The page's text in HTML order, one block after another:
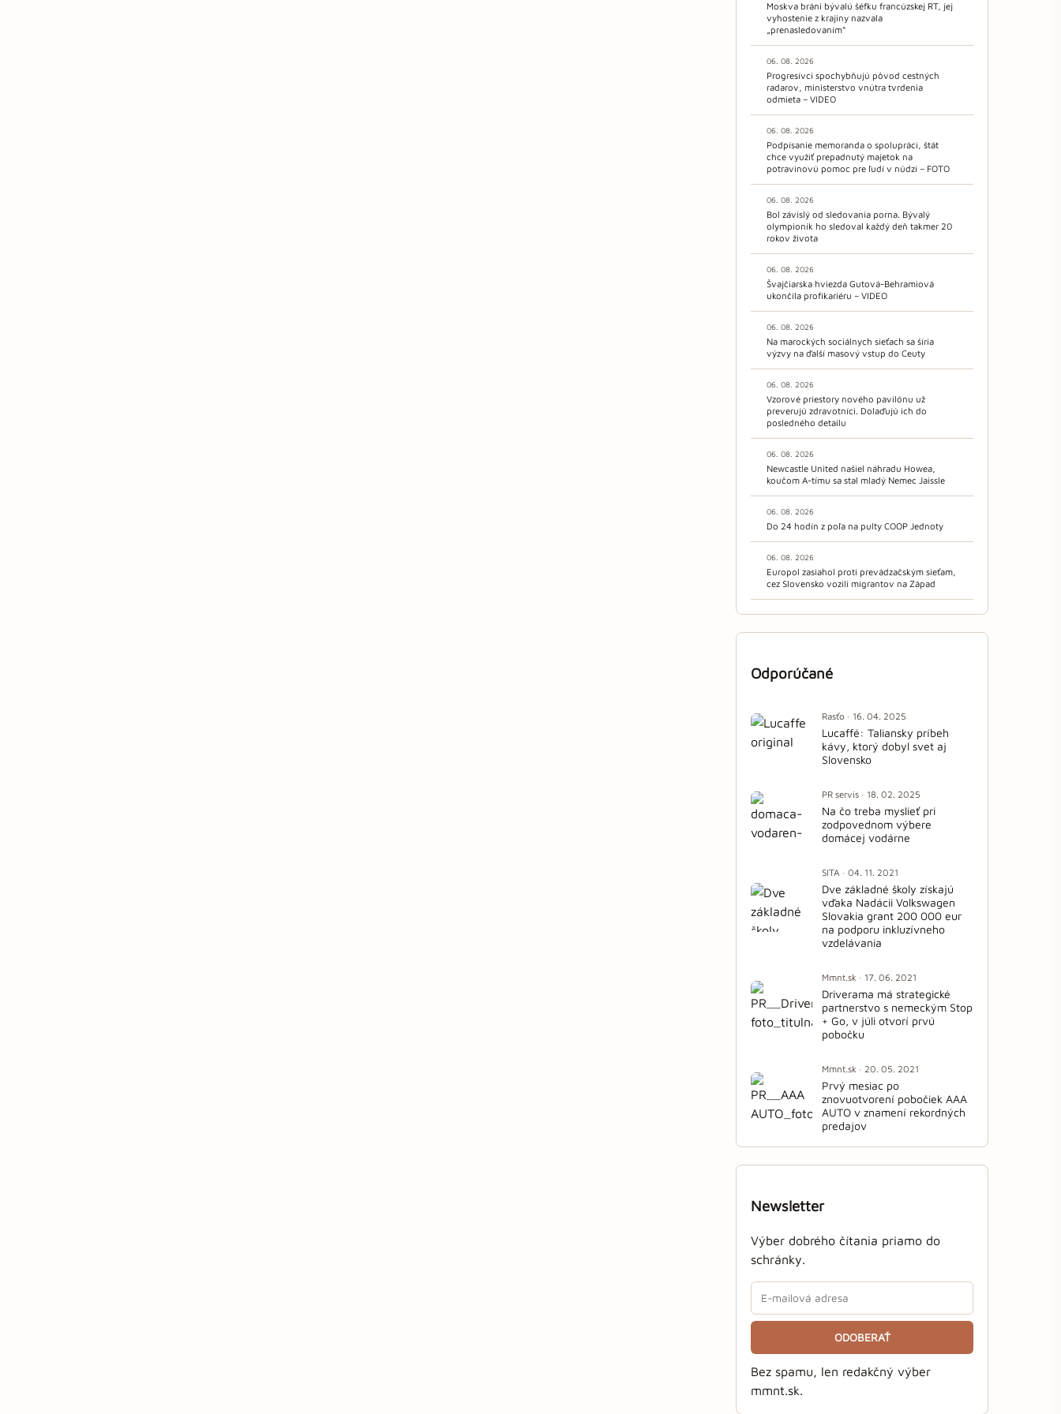
Moskva bráni bývalú šéfku francúzskej RT, jej
vyhostenie z krajiny nazvala
„prenasledovaním“
06. 08. 2026
Progresívci spochybňujú pôvod cestných
radarov, ministerstvo vnútra tvrdenia
odmieta – VIDEO
06. 08. 2026
Podpísanie memoranda o spolupráci, štát
chce využiť prepadnutý majetok na
potravinovú pomoc pre ľudí v núdzi – FOTO
06. 08. 2026
Bol závislý od sledovania porna. Bývalý
olympionik ho sledoval každý deň takmer 20
rokov života
06. 08. 2026
Švajčiarska hviezda Gutová-Behramiová
ukončila profikariéru – VIDEO
06. 08. 2026
Na marockých sociálnych sieťach sa šíria
výzvy na ďalší masový vstup do Ceuty
06. 08. 2026
Vzorové priestory nového pavilónu už
preverujú zdravotníci. Dolaďujú ich do
posledného detailu
06. 08. 2026
Newcastle United našiel náhradu Howea,
koučom A-tímu sa stal mladý Nemec Jaissle
06. 08. 2026
Do 24 hodín z poľa na pulty COOP Jednoty
06. 08. 2026
Europol zasiahol proti prevádzačským sieťam,
cez Slovensko vozili migrantov na Západ
Odporúčané
Rasťo · 16. 04. 2025
Lucaffé: Taliansky príbeh
kávy, ktorý dobyl svet aj
Slovensko
PR servis · 18. 02. 2025
Na čo treba myslieť pri
zodpovednom výbere
domácej vodárne
SITA · 04. 11. 2021
Dve základné školy získajú
vďaka Nadácii Volkswagen
Slovakia grant 200 000 eur
na podporu inkluzívneho
vzdelávania
Mmnt.sk · 17. 06. 2021
Driverama má strategické
partnerstvo s nemeckým Stop
+ Go, v júli otvorí prvú
pobočku
Mmnt.sk · 20. 05. 2021
Prvý mesiac po
znovuotvorení pobočiek AAA
AUTO v znamení rekordných
predajov
Newsletter
Výber dobrého čítania priamo do
schránky.
ODOBERAŤ
Bez spamu, len redakčný výber
mmnt.sk.